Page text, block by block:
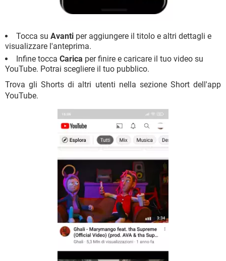
Tocca su Avanti per aggiungere il titolo e altri dettagli e
visualizzare l'anteprima.
Infine tocca Carica per finire e caricare il tuo video su
YouTube. Potrai scegliere il tuo pubblico.
Trova gli Shorts di altri utenti nella sezione Short dell'app
YouTube.